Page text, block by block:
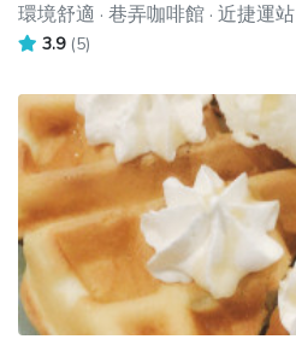
環境舒適 · 巷弄咖啡館 · 近捷運站
3.9 (5)